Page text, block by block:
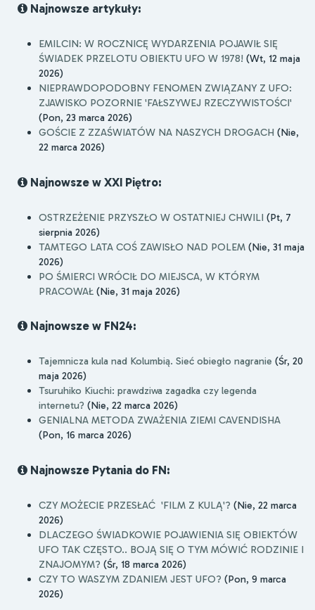
Najnowsze artykuły:
EMILCIN: W ROCZNICĘ WYDARZENIA POJAWIŁ SIĘ
ŚWIADEK PRZELOTU OBIEKTU UFO W 1978! (Wt, 12 maja
2026)
NIEPRAWDOPODOBNY FENOMEN ZWIĄZANY Z UFO:
ZJAWISKO POZORNIE 'FAŁSZYWEJ RZECZYWISTOŚCI'
(Pon, 23 marca 2026)
GOŚCIE Z ZZAŚWIATÓW NA NASZYCH DROGACH (Nie,
22 marca 2026)
Najnowsze w XXI Piętro:
OSTRZEŻENIE PRZYSZŁO W OSTATNIEJ CHWILI (Pt, 7
sierpnia 2026)
TAMTEGO LATA COŚ ZAWISŁO NAD POLEM (Nie, 31 maja
2026)
PO ŚMIERCI WRÓCIŁ DO MIEJSCA, W KTÓRYM
PRACOWAŁ (Nie, 31 maja 2026)
Najnowsze w FN24:
Tajemnicza kula nad Kolumbią. Sieć obiegło nagranie (Śr, 20
maja 2026)
Tsuruhiko Kiuchi: prawdziwa zagadka czy legenda
internetu? (Nie, 22 marca 2026)
GENIALNA METODA ZWAŻENIA ZIEMI CAVENDISHA
(Pon, 16 marca 2026)
Najnowsze Pytania do FN:
CZY MOŻECIE PRZESŁAĆ 'FILM Z KULĄ'? (Nie, 22 marca
2026)
DLACZEGO ŚWIADKOWIE POJAWIENIA SIĘ OBIEKTÓW
UFO TAK CZĘSTO.. BOJĄ SIĘ O TYM MÓWIĆ RODZINIE I
ZNAJOMYM? (Śr, 18 marca 2026)
CZY TO WASZYM ZDANIEM JEST UFO? (Pon, 9 marca
2026)